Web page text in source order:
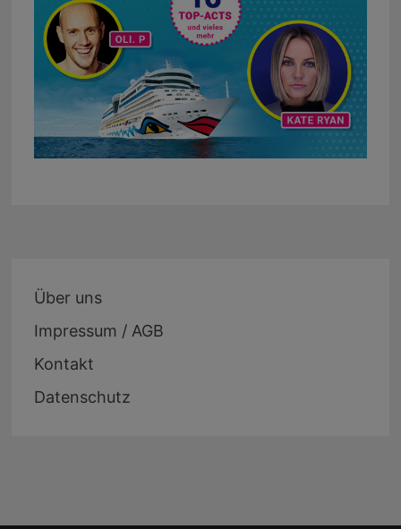
Über uns
Impressum / AGB
Kontakt
Datenschutz